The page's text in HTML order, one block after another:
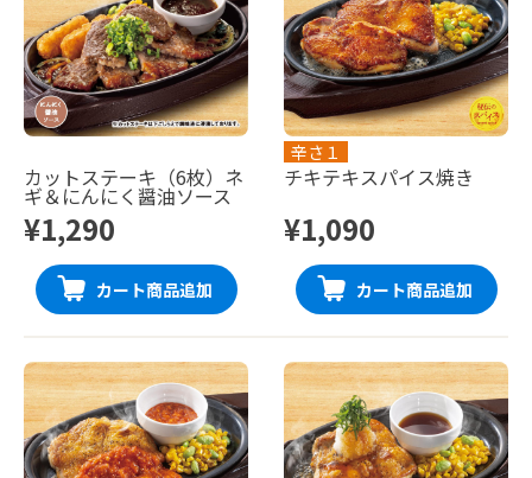
カットステーキ（6枚）ネ
ギ＆にんにく醤油ソース
¥1,290
カート商品追加
辛さ１
チキテキスパイス焼き
¥1,090
カート商品追加